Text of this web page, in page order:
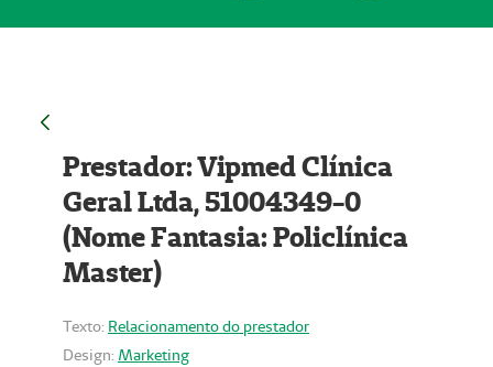
Prestador: Vipmed Clínica
Geral Ltda, 51004349-0
(Nome Fantasia: Policlínica
Master)
Texto: Relacionamento do prestador
Design: Marketing